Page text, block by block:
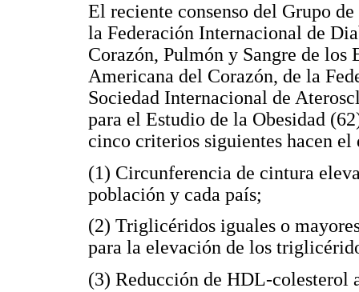
El reciente consenso del Grupo
la Federación Internacional de
Corazón, Pulmón y Sangre de los
Americana del Corazón, de la
Sociedad Internacional de
para el Estudio de la Obesidad
cinco criterios siguientes hacen
(1) Circunferencia de cintura
población y cada país;
(2) Triglicéridos iguales o
para la elevación de los
(3) Reducción de HDL-colesterol